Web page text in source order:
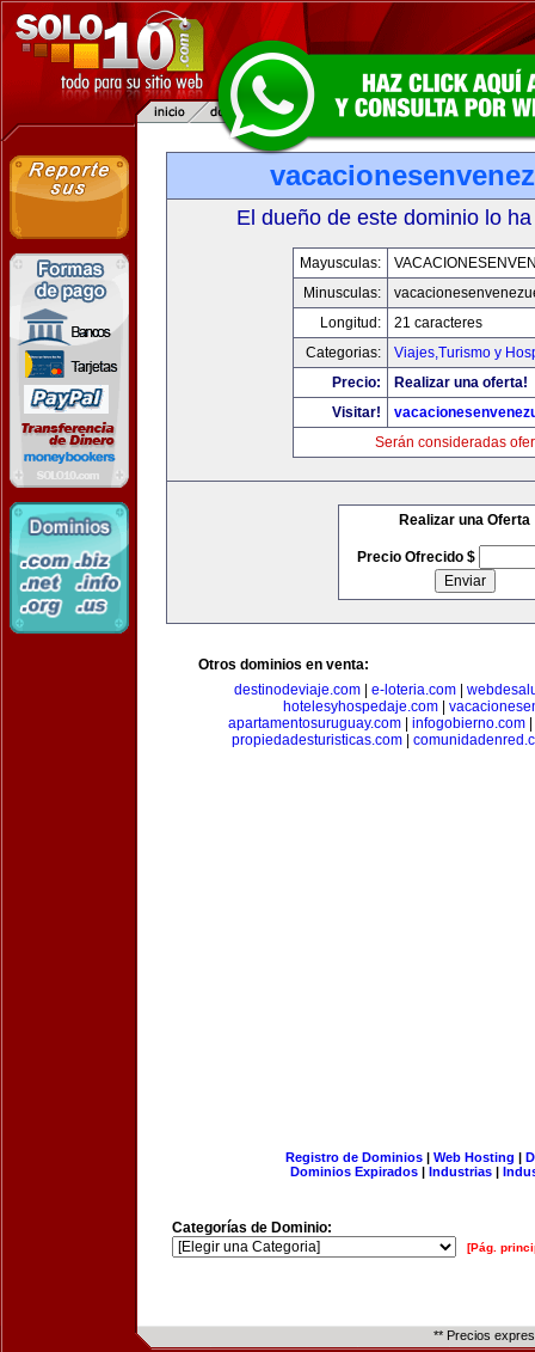
El dueño de este dominio lo
Mayusculas:
Minusculas:
Longitud:
21 caracteres
Categorias:
Viajes,Turismo y
Precio:
Realizar una oferta!
Visitar!
Serán consideradas
Realizar una Oferta
Precio Ofrecido $
Otros dominios en venta:
destinodeviaje.com
e-loteria.com
hotelesyhospedaje.com
apartamentosuruguay.com
infogobierno.com
propiedadesturisticas.com|
Registro de Dominios| Web Hosting |
Dominios Expirados | Industrias |
Categorías de Dominio:
[Pág.
** Precios